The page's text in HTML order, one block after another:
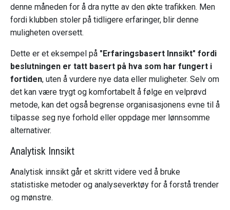
denne måneden for å dra nytte av den økte trafikken. Men
fordi klubben stoler på tidligere erfaringer, blir denne
muligheten oversett.
Dette er et eksempel på "Erfaringsbasert Innsikt" fordi
beslutningen er tatt basert på hva som har fungert i
fortiden, uten å vurdere nye data eller muligheter. Selv om
det kan være trygt og komfortabelt å følge en velprøvd
metode, kan det også begrense organisasjonens evne til å
tilpasse seg nye forhold eller oppdage mer lønnsomme
alternativer.
Analytisk Innsikt
Analytisk innsikt går et skritt videre ved å bruke
statistiske metoder og analyseverktøy for å forstå trender
og mønstre.